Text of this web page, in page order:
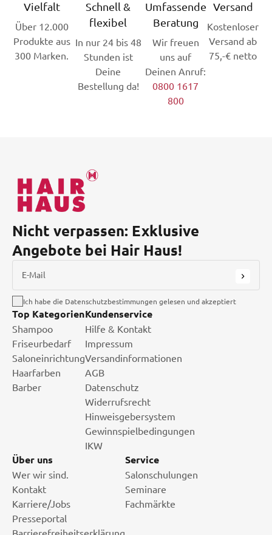
Vielfalt
Über 12.000
Produkte aus
300 Marken.
Schnell &
flexibel
In nur 24 bis 48
Stunden ist
Deine
Bestellung da!
Umfassende
Beratung
Wir freuen
uns auf
Deinen Anruf:
0800 1617
800
Versand
Kostenloser
Versand ab
75,-€ netto
Nicht verpassen: Exklusive
Angebote bei Hair Haus!
E-Mail
Ich habe die Datenschutzbestimmungen gelesen und akzeptiert
Top Kategorien
Shampoo
Friseurbedarf
Saloneinrichtung
Haarfarben
Barber
Kundenservice
Hilfe & Kontakt
Impressum
Versandinformationen
AGB
Datenschutz
Widerrufsrecht
Hinweisgebersystem
Gewinnspielbedingungen
IKW
Über uns
Wer wir sind.
Kontakt
Karriere/Jobs
Presseportal
Service
Salonschulungen
Seminare
Fachmärkte